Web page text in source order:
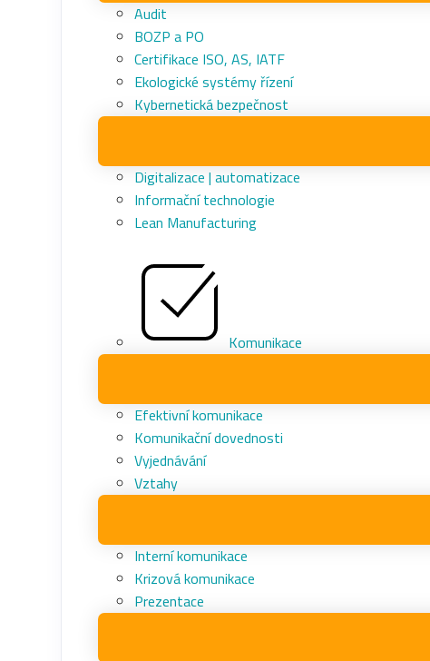
Audit
BOZP a PO
Certifikace ISO, AS, IATF
Ekologické systémy řízení
Kybernetická bezpečnost
Digitalizace | automatizace
Informační technologie
Lean Manufacturing
Komunikace
Efektivní komunikace
Komunikační dovednosti
Vyjednávání
Vztahy
Interní komunikace
Krizová komunikace
Prezentace